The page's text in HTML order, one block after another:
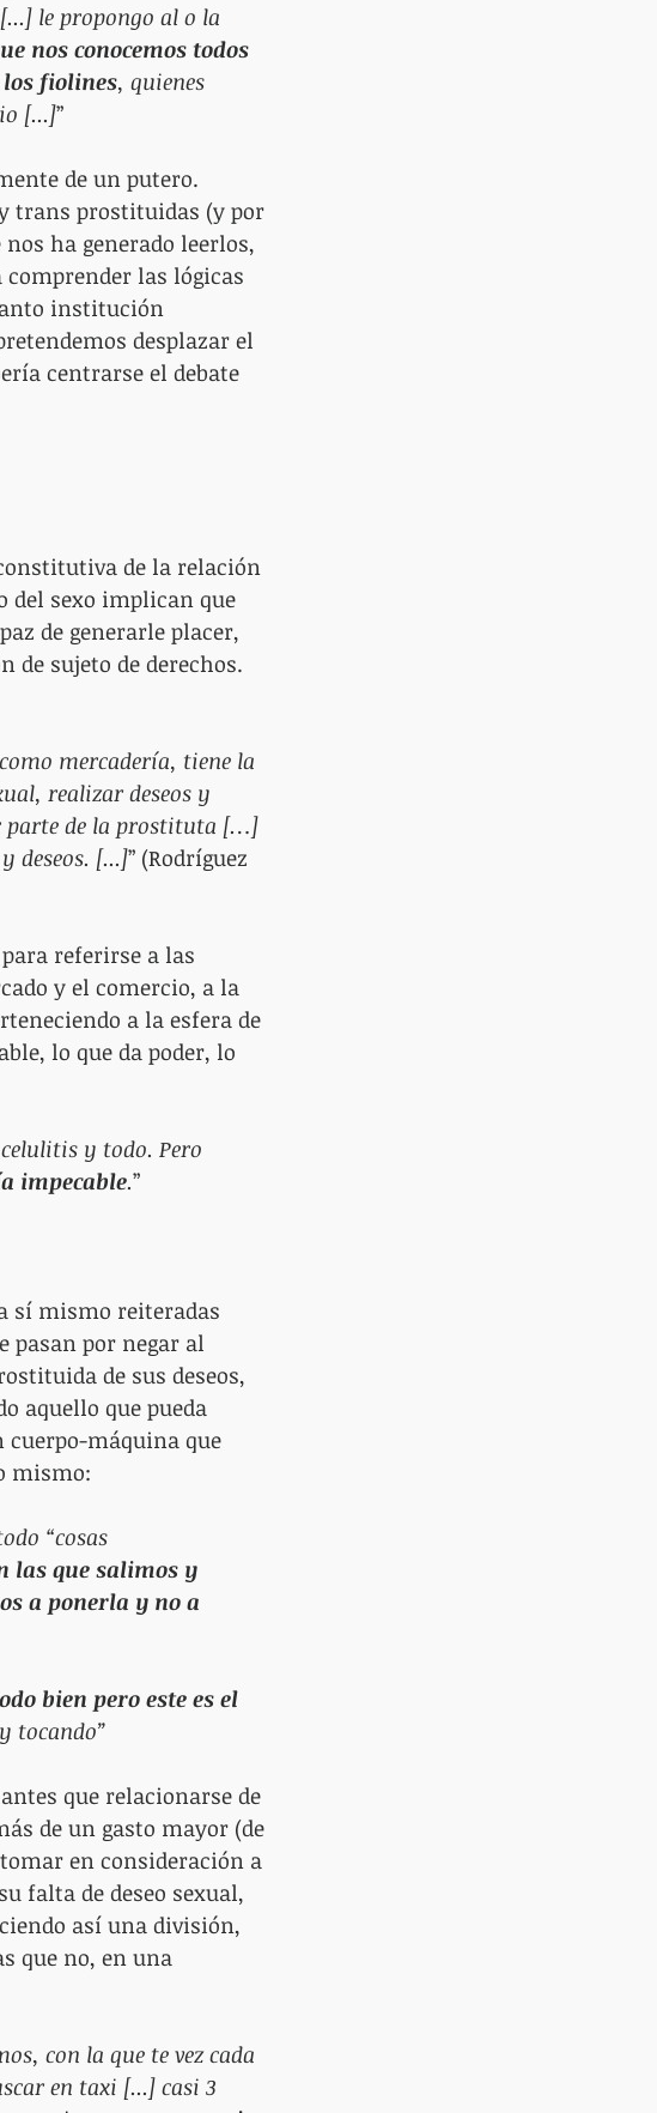
le propongo al o la
nos conocemos todos
los fiolines, quienes
[...]”
de un putero.
trans prostituidas (y por
ha generado leerlos,
las lógicas
institución
desplazar el
centrarse el debate
de la relación
del sexo implican que
de generarle placer,
de sujeto de derechos.
mercadería, tiene la
realizar deseos y
parte de la prostituta […]
deseos. [...]” (Rodríguez
referirse a las
y el comercio, a la
a la esfera de
lo que da poder, lo
y todo. Pero
impecable.”
sí mismo reiteradas
pasan por negar al
de sus deseos,
aquello que pueda
máquina que
mismo:
“cosas
las que salimos y
a ponerla y no a
bien pero este es el
tocando”
que relacionarse de
de un gasto mayor (de
en consideración a
falta de deseo sexual,
así una división,
que no, en una
con la que te vez cada
en taxi [...] casi 3